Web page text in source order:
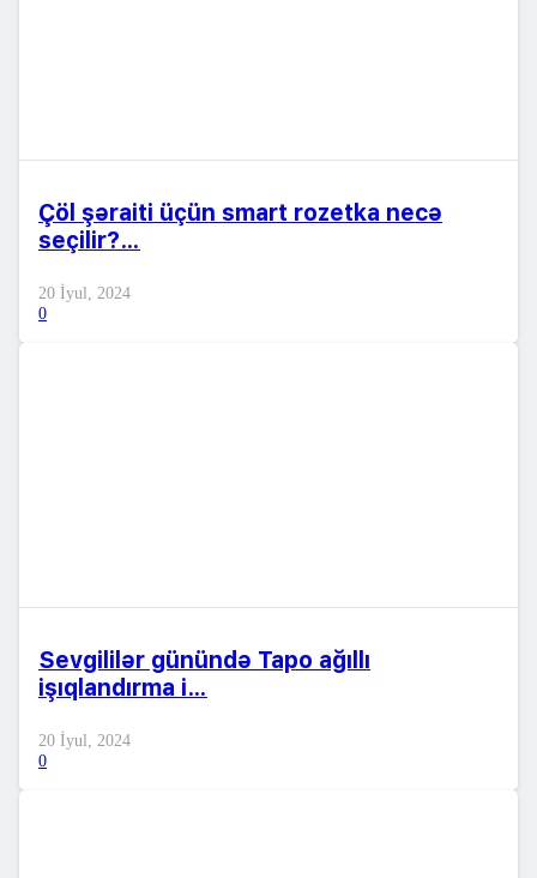
Çöl şəraiti üçün smart rozetka necə
seçilir?…
20 İyul, 2024
0
Sevgililər günündə Tapo ağıllı
işıqlandırma i…
20 İyul, 2024
0